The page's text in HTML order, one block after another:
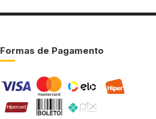
Formas de Pagamento